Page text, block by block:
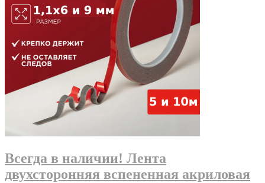
Всегда в наличии! Лента
двухсторонняя вспененная акриловая